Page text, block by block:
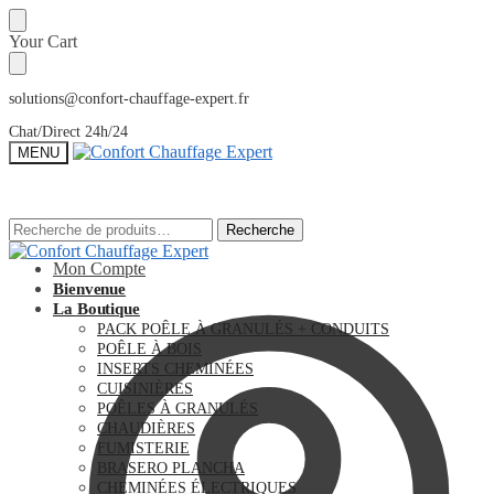
Sauter
à
la
navigation
Skip
to
content
Your Cart
solutions@confort-chauffage-expert.fr
Chat/Direct 24h/24
MENU
Recherche
pour :
Recherche
Mon Compte
Recherche
pour :
Recherche
Bienvenue
La Boutique
PACK POÊLE À GRANULÉS + CONDUITS
POÊLE À BOIS
INSERTS CHEMINÉES
CUISINIÈRES
POÊLES À GRANULÉS
CHAUDIÈRES
FUMISTERIE
BRASERO PLANCHA
CHEMINÉES ÉLECTRIQUES